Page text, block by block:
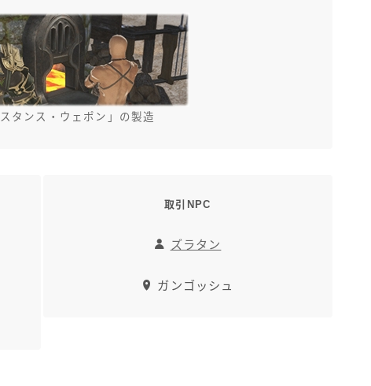
タンス・ウェポン」の製造
取引NPC
ズラタン
ガンゴッシュ